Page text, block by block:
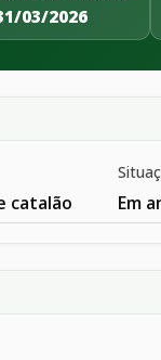
03/2026
catalão Em